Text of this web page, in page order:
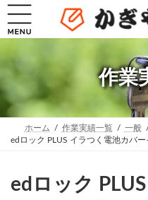
コ
テ
へ
ッ
プ
ナ
ゲ
ョ
移
動
作業
ホーム 作業実績一覧
一般
edロック PLUS イラつく電池カバ
edロック